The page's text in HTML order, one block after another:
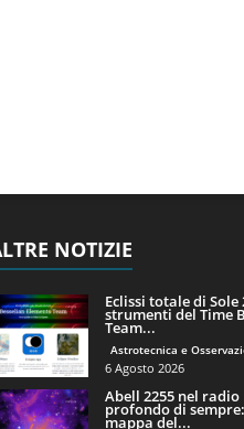
NOTIZIE
Eclissi totale di Sole
strumenti del Time
Team...
Astrotecnica e
6 Agosto 2026
Abell 2255 nel radio
profondo di
mappa del...